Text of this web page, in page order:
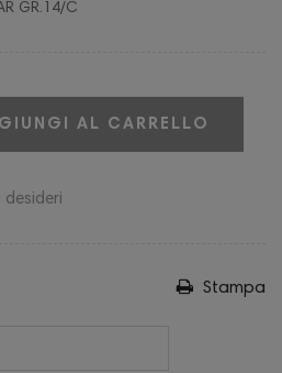
GR.14/C
AL CARRELLO
desideri
Stampa